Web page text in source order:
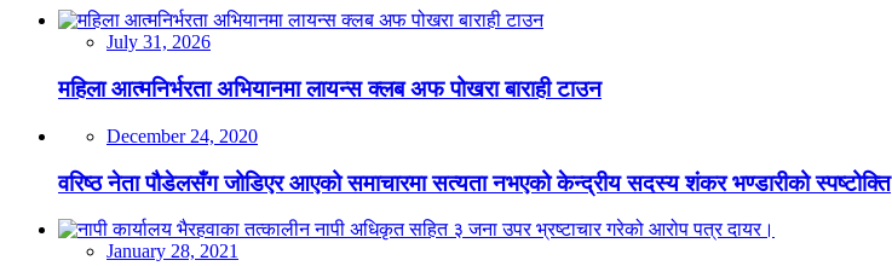
July 31, 2026
महिला आत्मनिर्भरता अभियानमा लायन्स क्लब अफ पोखरा बाराही टाउन
December 24, 2020
वरिष्ठ नेता पौडेलसँग जोडिएर आएको समाचारमा सत्यता नभएको केन्द्रीय सदस्य शंकर भण्डारीको स्पष्टोक्ति
January 28, 2021